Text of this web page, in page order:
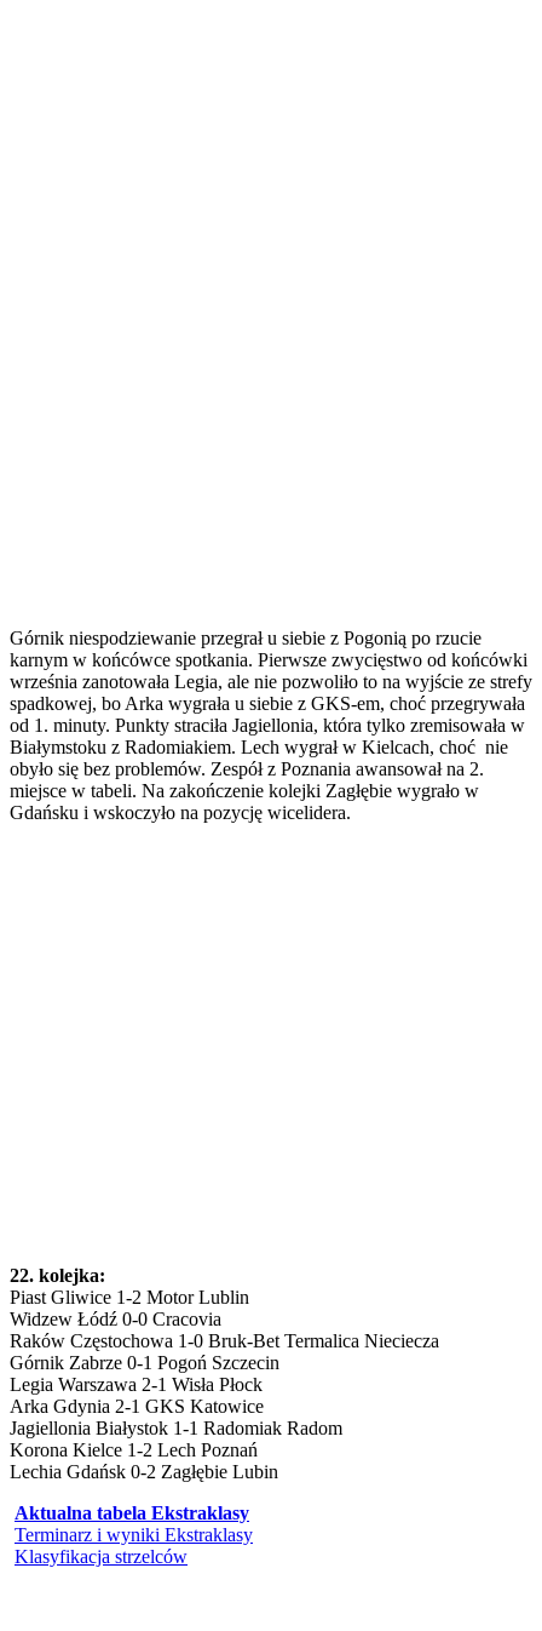
Górnik niespodziewanie przegrał u siebie z Pogonią po rzucie
karnym w końcówce spotkania. Pierwsze zwycięstwo od końcówki
września zanotowała Legia, ale nie pozwoliło to na wyjście ze strefy
spadkowej, bo Arka wygrała u siebie z GKS-em, choć przegrywała
od 1. minuty. Punkty straciła Jagiellonia, która tylko zremisowała w
Białymstoku z Radomiakiem. Lech wygrał w Kielcach, choć nie
obyło się bez problemów. Zespół z Poznania awansował na 2.
miejsce w tabeli. Na zakończenie kolejki Zagłębie wygrało w
Gdańsku i wskoczyło na pozycję wicelidera.
22. kolejka:
Piast Gliwice 1-2 Motor Lublin
Widzew Łódź 0-0 Cracovia
Raków Częstochowa 1-0 Bruk-Bet Termalica Nieciecza
Górnik Zabrze 0-1 Pogoń Szczecin
Legia Warszawa 2-1 Wisła Płock
Arka Gdynia 2-1 GKS Katowice
Jagiellonia Białystok 1-1 Radomiak Radom
Korona Kielce 1-2 Lech Poznań
Lechia Gdańsk 0-2 Zagłębie Lubin
Aktualna tabela Ekstraklasy
Terminarz i wyniki Ekstraklasy
Klasyfikacja strzelców